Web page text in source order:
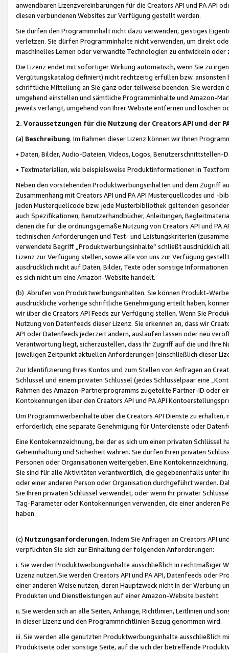
anwendbaren Lizenzvereinbarungen für die Creators API und PA API
diesen verbundenen Websites zur Verfügung gestellt werden.
Sie dürfen den Programminhalt nicht dazu verwenden, geistiges
verletzen. Sie dürfen Programminhalte nicht verwenden, um direkt
maschinelles Lernen oder verwandte Technologien zu entwickeln
Die Lizenz endet mit sofortiger Wirkung automatisch, wenn Sie zu
Vergütungskatalog definiert) nicht rechtzeitig erfüllen bzw. ansonsten
schriftliche Mitteilung an Sie ganz oder teilweise beenden. Sie werden
umgehend einstellen und sämtliche Programminhalte und Amazon-
jeweils verlangt, umgehend von Ihrer Website entfernen und löschen
2. Voraussetzungen für die Nutzung der Creators API und der
(a) Beschreibung. Im Rahmen dieser Lizenz können wir Ihnen
• Daten, Bilder, Audio-Dateien, Videos, Logos, Benutzerschnittstellen-
• Textmaterialien, wie beispielsweise Produktinformationen in
Neben den vorstehenden Produktwerbungsinhalten und dem Zugriff
Zusammenhang mit Creators API und PA API Musterquellcodes und
jeden Musterquellcode bzw. jede Musterbibliothek geltenden
auch Spezifikationen, Benutzerhandbücher, Anleitungen,
denen die für die ordnungsgemäße Nutzung von Creators API und PA
technischen Anforderungen und Test- und Leistungskriterien
verwendete Begriff „Produktwerbungsinhalte“ schließt ausdrücklich
Lizenz zur Verfügung stellen, sowie alle von uns zur Verfügung
ausdrücklich nicht auf Daten, Bilder, Texte oder sonstige
es sich nicht um eine Amazon-Website handelt.
(b) Abrufen von Produktwerbungsinhalten. Sie können Produkt-
ausdrückliche vorherige schriftliche Genehmigung erteilt haben,
wir über die Creators API Feeds zur Verfügung stellen. Wenn Sie
Nutzung von Datenfeeds dieser Lizenz. Sie erkennen an, dass wir
API oder Datenfeeds jederzeit ändern, auslaufen lassen oder neu
Verantwortung liegt, sicherzustellen, dass Ihr Zugriff auf die und Ihre
jeweiligen Zeitpunkt aktuellen Anforderungen (einschließlich dieser
Zur Identifizierung Ihres Kontos und zum Stellen von Anfragen an
Schlüssel und einem privaten Schlüssel (jedes Schlüsselpaar eine
Rahmen des Amazon-Partnerprogramms zugeteilte Partner-ID oder
Kontokennungen über den Creators API und PA API
Um Programmwerbeinhalte über die Creators API Dienste zu
erforderlich, eine separate Genehmigung für Unterdienste oder
Eine Kontokennzeichnung, bei der es sich um einen privaten
Geheimhaltung und Sicherheit wahren. Sie dürfen Ihren privaten
Personen oder Organisationen weitergeben. Eine
Sie sind für alle Aktivitäten verantwortlich, die gegebenenfalls unter
oder einer anderen Person oder Organisation durchgeführt werden.
Sie Ihren privaten Schlüssel verwendet, oder wenn Ihr privater
Tag-Parameter oder Kontokennungen verwenden, die einer anderen
haben.
(c) Nutzungsanforderungen. Indem Sie Anfragen an Creators API
verpflichten Sie sich zur Einhaltung der folgenden Anforderungen:
i. Sie werden Produktwerbungsinhalte ausschließlich in rechtmäßiger
Lizenz nutzen.Sie werden Creators API und PA API, Datenfeeds oder
einer anderen Weise nutzen, deren Hauptzweck nicht in der Werbung
Produkten und Dienstleistungen auf einer Amazon-Website besteht.
ii. Sie werden sich an alle Seiten, Anhänge, Richtlinien, Leitlinien und
in dieser Lizenz und den Programmrichtlinien Bezug genommen wird.
iii. Sie werden alle genutzten Produktwerbungsinhalte ausschließlich
Produktseite oder sonstige Seite, auf die sich der betreffende